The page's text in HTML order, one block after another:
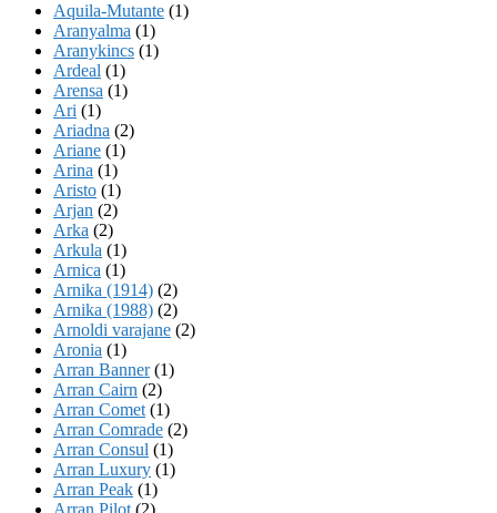
Aquila-Mutante (1)
Aranyalma (1)
Aranykincs (1)
Ardeal (1)
Arensa (1)
Ari (1)
Ariadna (2)
Ariane (1)
Arina (1)
Aristo (1)
Arjan (2)
Arka (2)
Arkula (1)
Arnica (1)
Arnika (1914) (2)
Arnika (1988) (2)
Arnoldi varajane (2)
Aronia (1)
Arran Banner(1)
Arran Cairn (2)
Arran Comet (1)
Arran Comrade (2)
Arran Consul (1)
Arran Luxury (1)
Arran Peak (1)
Arran Pilot (2)